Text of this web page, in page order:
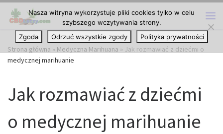
Przejdź do treści
Strona główna » Medyczna Marihuana » Jak rozmawiać z dziećmi o
medycznej marihuanie
Jak rozmawiać z dziećmi
o medycznej marihuanie
Nasza witryna wykorzystuje pliki cookies tylko w celu
szybszego wczytywania strony.
Zgoda
Odrzuć wszystkie zgody Polityka prywatności